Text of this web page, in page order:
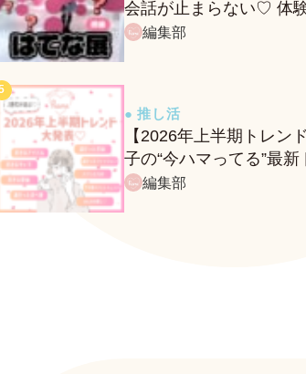
会話が止まらない♡ 体
に行ってきたレポ
編集部
● 推し活
【2026年上半期トレ
子の“今ハマってる”最
バズ予報もチェック♪
編集部